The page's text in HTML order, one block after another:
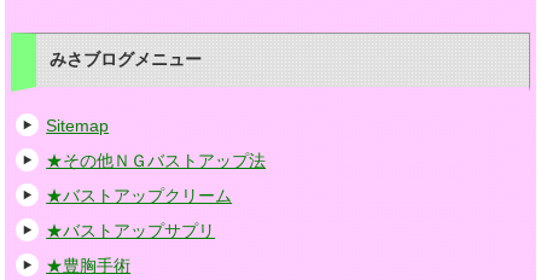
みさブログメニュー
Sitemap
★その他ＮＧバストアップ法
★バストアップクリーム
★バストアップサプリ
★豊胸手術